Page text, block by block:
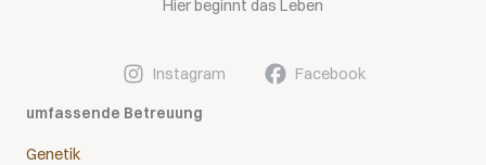
Hier beginnt das Leben
Instagram Facebook
umfassende Betreuung
Genetik